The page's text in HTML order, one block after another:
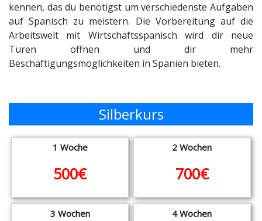
kennen, das du benötigst um verschiedenste Aufgaben
auf Spanisch zu meistern. Die Vorbereitung auf die
Arbeitswelt mit Wirtschaftsspanisch wird dir neue
Türen öffnen und dir mehr
Beschäftigungsmöglichkeiten in Spanien bieten.
Silberkurs
1 Woche
500€
2 Wochen
700€
3 Wochen 4 Wochen